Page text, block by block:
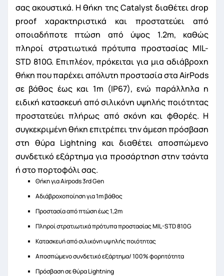
σας ακουστικά. Η θήκη της Catalyst διαθέτει drop
proof χαρακτηριστικά και προστατεύει από
οποιαδήποτε πτώση από ύψος 1.2m, καθώς
πληροί στρατιωτικά πρότυπα προστασίας MIL-
STD 810G. Επιπλέον, πρόκειται για μια αδιάβροχη
θήκη που παρέχει απόλυτη προστασία στα AirPods
σε βάθος έως και 1m (IP67), ενώ παράλληλα η
ειδική κατασκευή από σιλικόνη υψηλής ποιότητας
προστατεύει πλήρως από σκόνη και φθορές. Η
συγκεκριμένη θήκη επιτρέπει την άμεση πρόσβαση
στη θύρα Lightning και διαθέτει αποσπώμενο
συνδετικό εξάρτημα για προσάρτηση στην τσάντα
ή στο πορτοφόλι σας.
Θήκη για Airpods 3rd Gen
Αδιάβροχοποίηση για 1m βάθος
Προστασία από πτώση έως 1,2m
Πληροί στρατιωτικά πρότυπα προστασίας MIL-STD 810G
Κατασκευή από σιλικόνη υψηλής ποιότητας
Αποσπώμενο συνδετικό εξάρτημα/ 100% φορητότητα
Πρόσβαση σε θύρα Lightning